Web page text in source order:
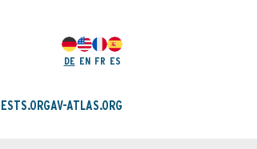
DE EN FR ES
AV-ATLAS.ORG